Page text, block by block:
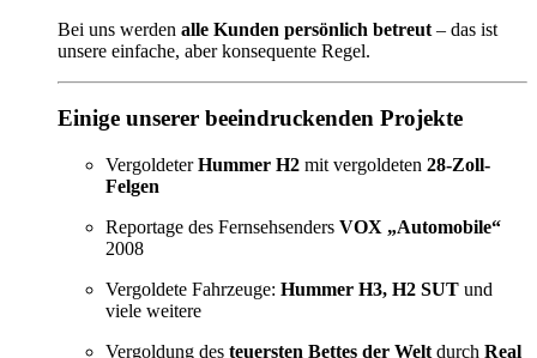
Bei uns werden alle Kunden persönlich betreut – das ist
unsere einfache, aber konsequente Regel.
Einige unserer beeindruckenden Projekte
VergoldeterHummer H2 mit vergoldeten 28-Zoll-
Felgen
Reportage des Fernsehsenders VOX „Automobile“
2008
Vergoldete Fahrzeuge: Hummer H3, H2 SUT und
viele weitere
Vergoldung des teuersten Bettes der Welt durch Real